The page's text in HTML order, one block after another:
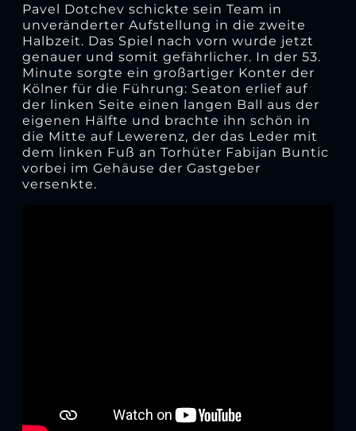
Pavel Dotchev schickte sein Team in
unveränderter Aufstellung in die zweite
Halbzeit. Das Spiel nach vorn wurde jetzt
genauer und somit gefährlicher. In der 53.
Minute sorgte ein großartiger Konter der
Kölner für die Führung: Seaton erlief auf
der linken Seite einen langen Ball aus der
eigenen Hälfte und brachte ihn schön in
die Mitte auf Lewerenz, der das Leder mit
dem linken Fuß an Torhüter Fabijan Buntic
vorbei im Gehäuse der Gastgeber
versenkte.